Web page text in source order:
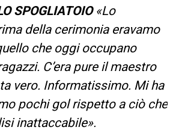
SPOGLIATOIO«Lo
della cerimonia eravamo
che oggi occupano
C’era pure il maestro
vero. Informatissimo. Mi ha
pochi gol rispetto a ciò che
inattaccabile».